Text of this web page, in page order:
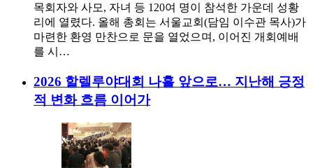
목회자와 사모, 자녀 등 120여 명이 참석한 가운데 성황
리에 열렸다. 올해 총회는 서울교회(담임 이수관 목사)가
마련한 환영 만찬으로 문을 열었으며, 이어진 개회예배
를 시…
2026 할렐루야대회 나흘 앞으로… 지난해 긍정
적 변화 흐름 이어가